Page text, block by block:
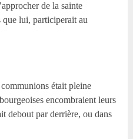
de la sainte
que lui, participerait au
communions était pleine
encombraient leurs
debout par derrière, ou dans